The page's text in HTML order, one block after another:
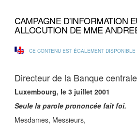
CAMPAGNE D'INFORMATION
ALLOCUTION DE MME
CE CONTENU EST ÉGALEMENT
Directeur de la Banque
Luxembourg, le 3 juillet 2001
Seule la parole prononcée fait foi.
Mesdames, Messieurs,